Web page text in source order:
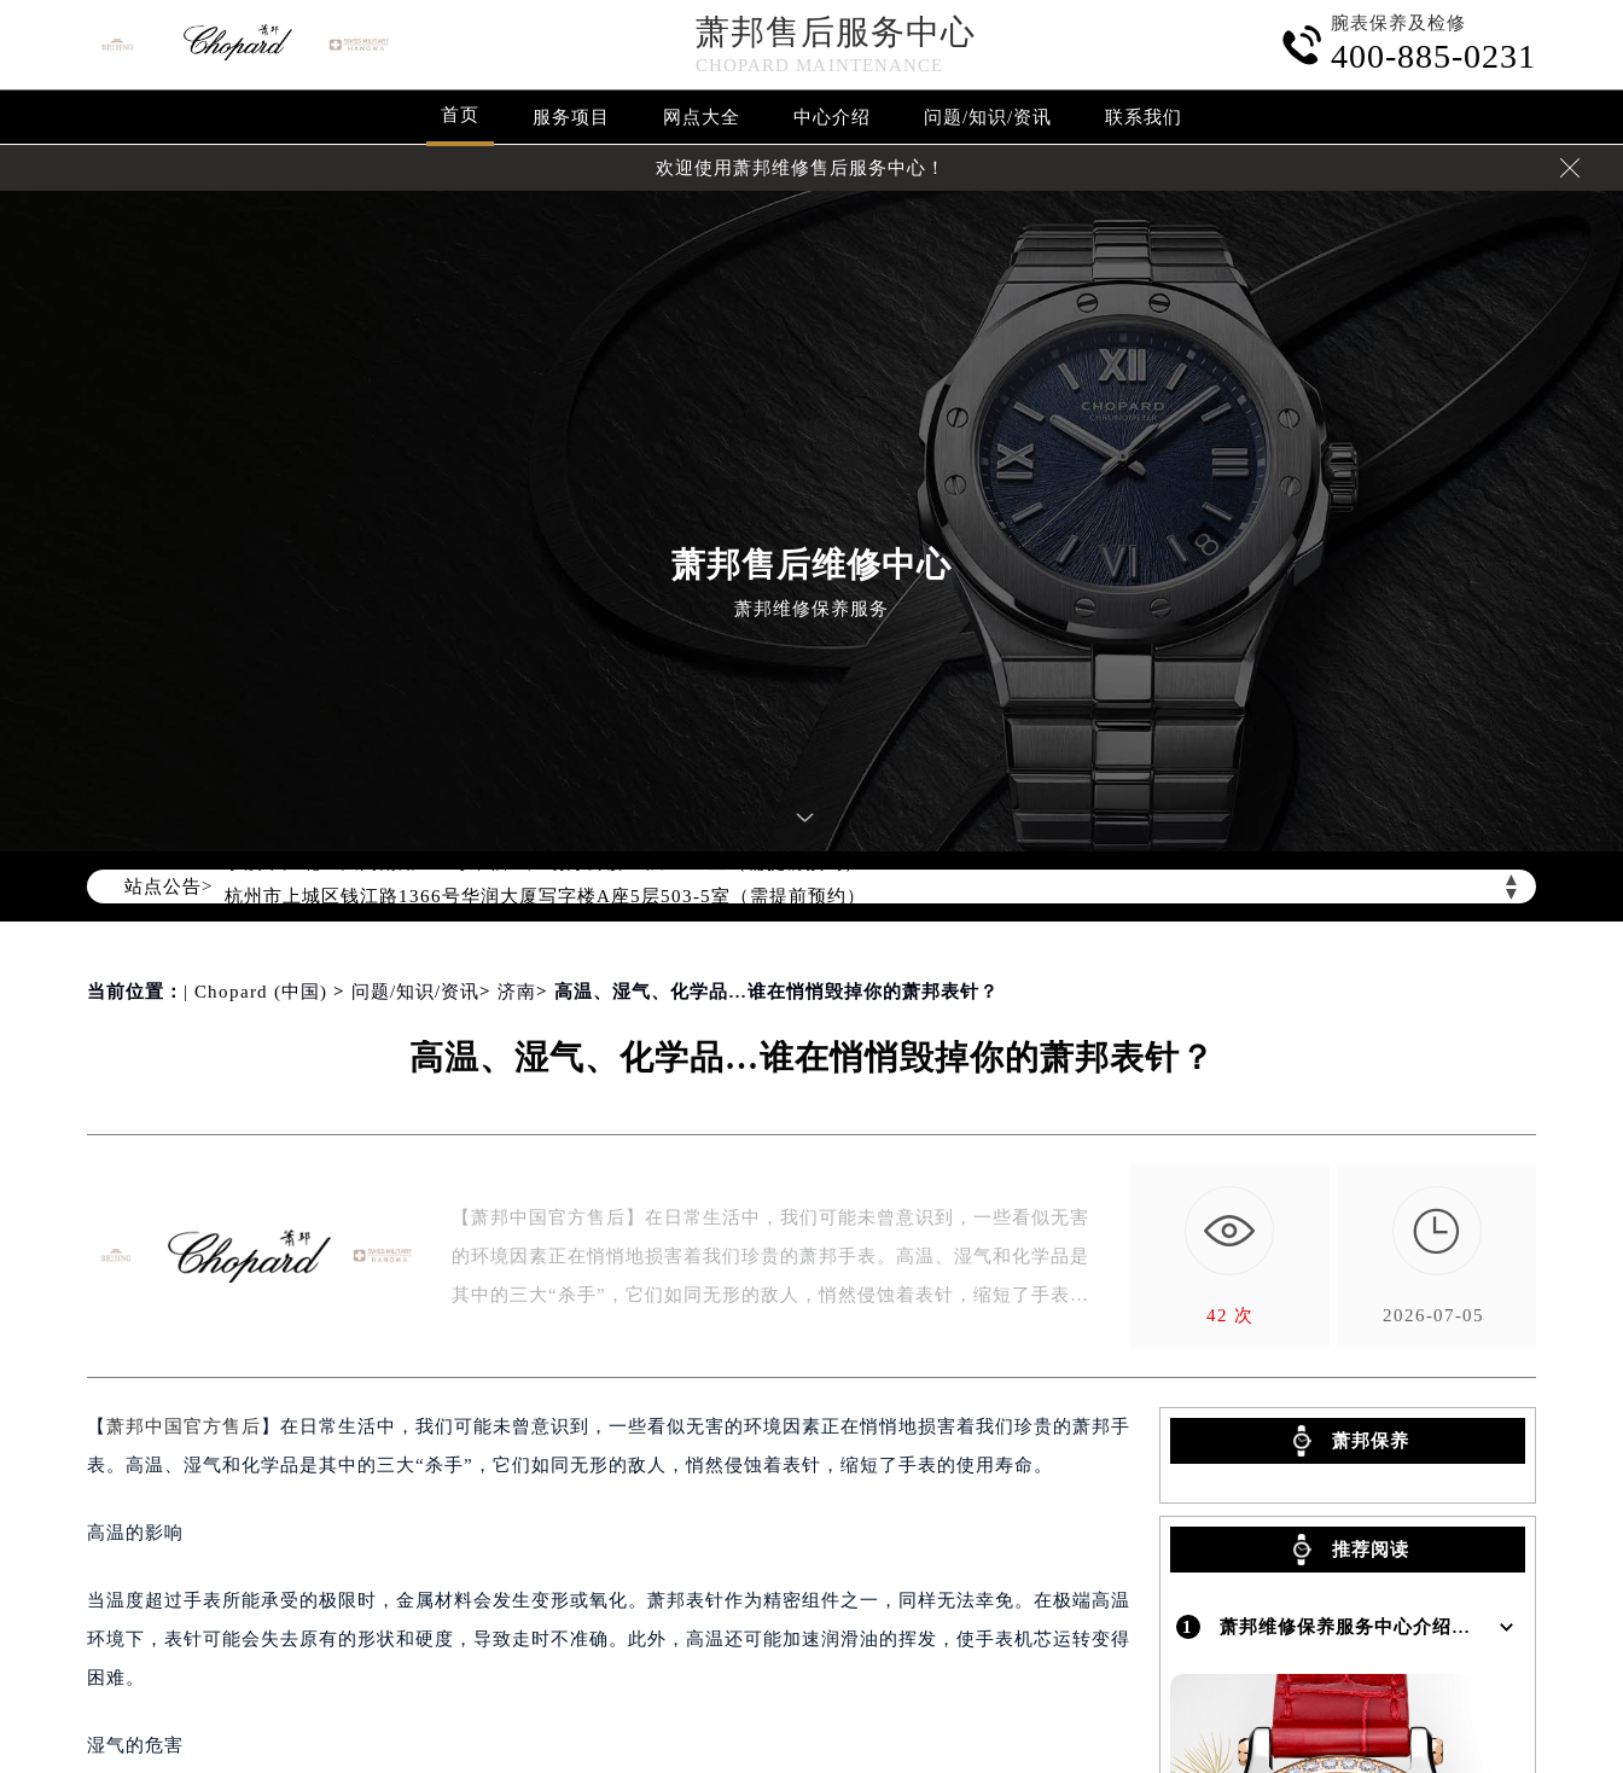
萧邦售后服务中心
CHOPARD MAINTENANCE

腕表保养及检修
400-885-0231
首页 服务项目 网点大全 中心介绍 问题/知识/资讯 联系我们
欢迎使用萧邦维修售后服务中心！ 
萧邦售后维修中心
萧邦维修保养服务
站点公告> ▲
▼
2026年8月萧邦全国官方售后客户服务热线：400-885-0231
萧邦官方全国统一服务热线400-885-0231，服务覆盖中国大陆、香港、澳门、台湾全部区域（非大陆需加拨“+86”）
北京市朝阳区建国门外大街甲6号华熙国际中心写字楼D座11层1102室（北京总部）（需提前预约）
北京市东城区东长安街1号东方广场写字楼W3座6层602室（需提前预约）
天津市和平区赤峰道136号天津国际金融中心写字楼26层2603室（需提前预约）
上海市徐汇区虹桥路3号港汇中心写字楼2座37层3705室（需提前预约）
上海市黄浦区南京东路299号宏伊国际广场写字楼8层806室（需提前预约）
南京市秦淮区中山南路1号（新街口）南京中心写字楼22层C1-1室（需提前预约）
常州市新北区龙锦路1590号现代传媒中心写字楼5号楼10层1008室（需提前预约）
徐州市鼓楼区淮海东路29号苏宁广场IFC国际金融中心写字楼35层3508室（需提前预约）
扬州市邗江区国展路29号星耀天地写字楼1号楼18层1803室（需提前预约）
盐城市盐都区世纪大道5号盐城金融城写字楼1号楼16层1604室（需提前预约）
泰州市海陵区永定东路399号置地商务中心东塔写字楼（华润万象城）17层1706室（需提前预约）
宁波市江北区大闸南路500号来福士广场办公楼20层2009室（需提前预约）
杭州市上城区钱江路1366号华润大厦写字楼A座5层503-5室（需提前预约）
金华市金东区东市南街777号金华万达广场写字楼4号楼22层2209室（需提前预约）
嘉兴市南湖区广益路705号嘉兴世界贸易中心写字楼A座13层1304室（需提前预约）
济南市历下区经十路11111号华润中心写字楼（万象城）15层1508室（需提前预约）
厦门市思明区湖滨东路95号华润大厦写字楼B座11层1104室（需提前预约）
福州市鼓楼区五四路128-1号恒力城写字楼15层03室（需提前预约）
成都市锦江区人民东路6号SAC东原中心写字楼24层2406B室（需提前预约）
太原市迎泽区解放路15号亨得利名表服务中心（品牌授权店）3层整层（需提前预约）
沈阳市沈河区中街路137号亨得利名表服务中心（品牌授权店）1层整层（需提前预约）
哈尔滨市道里区友谊西路600号富力中心T2座写字楼29层03室（需提前预约）
大连市中山区人民路15号国际金融大厦7层G室（需提前预约）
当前位置： | Chopard (中国) > 问题/知识/资讯> 济南> 高温、湿气、化学品…谁在悄悄毁掉你的萧邦表针？
高温、湿气、化学品…谁在悄悄毁掉你的萧邦表针？
【萧邦中国官方售后】在日常生活中，我们可能未曾意识到，一些看似无害
的环境因素正在悄悄地损害着我们珍贵的萧邦手表。高温、湿气和化学品是
其中的三大“杀手”，它们如同无形的敌人，悄然侵蚀着表针，缩短了手表
42 次

2026-07-05
【萧邦中国官方售后】在日常生活中，我们可能未曾意识到，一些看似无害的环境因素正在悄悄地损害着我们珍贵的萧邦手
表。高温、湿气和化学品是其中的三大“杀手”，它们如同无形的敌人，悄然侵蚀着表针，缩短了手表的使用寿命。
高温的影响
当温度超过手表所能承受的极限时，金属材料会发生变形或氧化。萧邦表针作为精密组件之一，同样无法幸免。在极端高温
环境下，表针可能会失去原有的形状和硬度，导致走时不准确。此外，高温还可能加速润滑油的挥发，使手表机芯运转变得
困难。
湿气的危害
萧邦保养
推荐阅读
1 萧邦维修保养服务中心介绍 | Chopard